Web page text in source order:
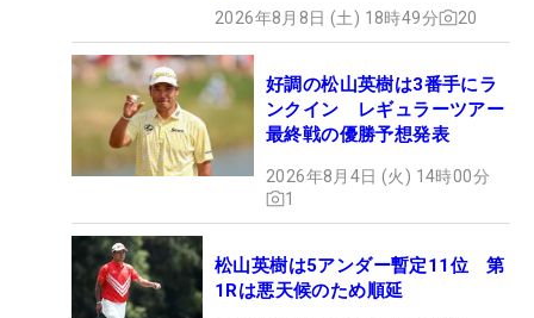
2026年8月8日 (土) 18時49分 20
好調の松山英樹は3番手にラ
ンクイン レギュラーツアー
最終戦の優勝予想発表
2026年8月4日 (火) 14時00分
1
松山英樹は5アンダー暫定11位 第
1Rは悪天候のため順延